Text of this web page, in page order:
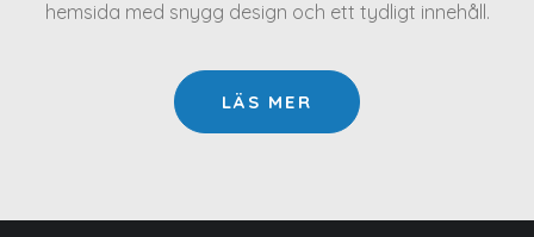
hemsida med snygg design och ett tydligt innehåll.
LÄS MER